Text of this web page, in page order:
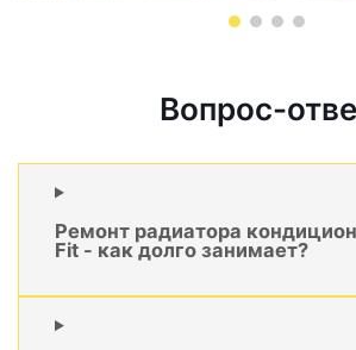
Вопрос-
Ремонт радиатора
Fit - как долго занимает?